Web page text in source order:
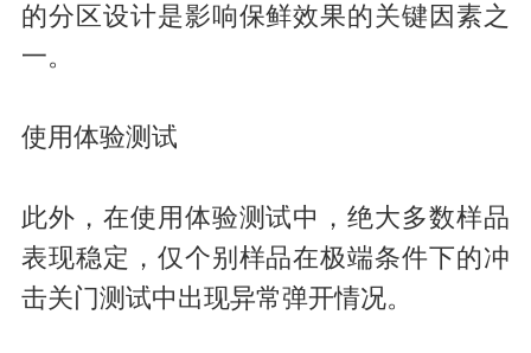
的分区设计是影响保鲜效果的关键因素之
一。
使用体验测试
此外，在使用体验测试中，绝大多数样品
表现稳定，仅个别样品在极端条件下的冲
击关门测试中出现异常弹开情况。